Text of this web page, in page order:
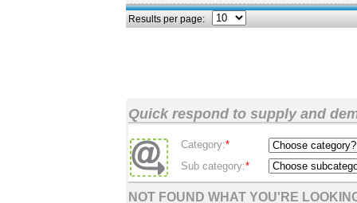
Results per page:
Quick respond to supply and
Category:*
Sub category:*
NOT FOUND WHAT YOU'RE